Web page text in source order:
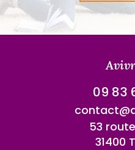
09 83
53
31400